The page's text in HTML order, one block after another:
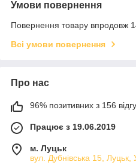
Умови повернення
Повернення товару впродовж
Всі умови повернення
Про нас
96% позитивних з 156
Працює з 19.06.2019
м. Луцьк
вул. Дубнівська 15, Луцьк,